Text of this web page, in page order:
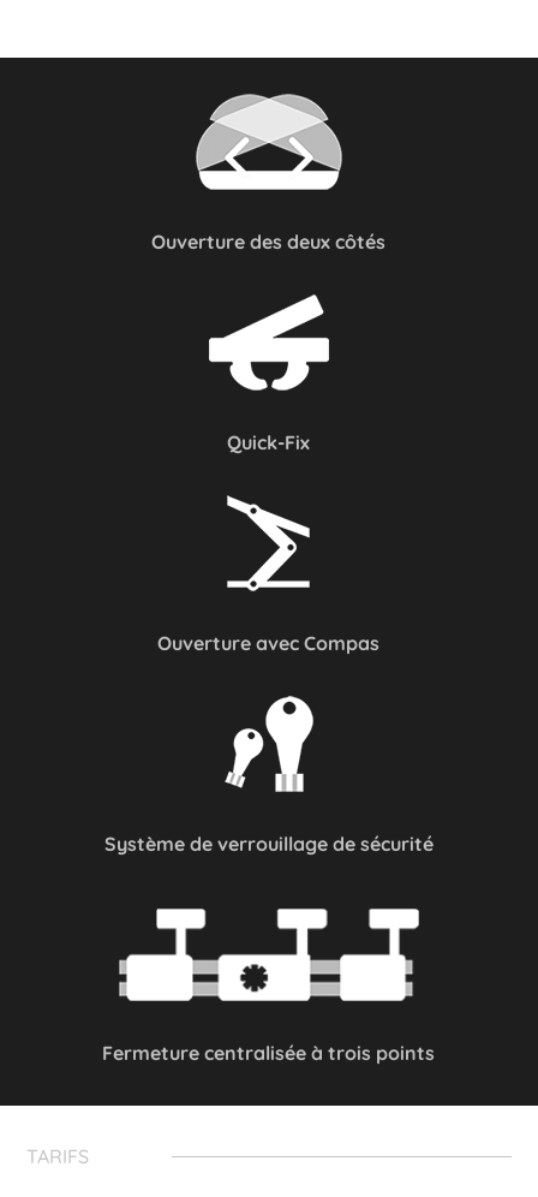
Ouverture des deux côtés
Quick-Fix
Ouverture avec Compas
Système de verrouillage de sécurité
Fermeture centralisée à trois points
TARIFS